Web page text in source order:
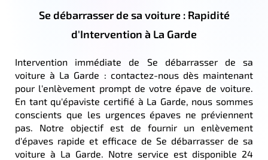
Se débarrasser de sa voiture : Rapidité
d'Intervention à La Garde
Intervention immédiate de Se débarrasser de sa
voiture à La Garde : contactez-nous dès maintenant
pour l'enlèvement prompt de votre épave de voiture.
En tant qu'épaviste certifié à La Garde, nous sommes
conscients que les urgences épaves ne préviennent
pas. Notre objectif est de fournir un enlèvement
d'épaves rapide et efficace de Se débarrasser de sa
voiture à La Garde. Notre service est disponible 24